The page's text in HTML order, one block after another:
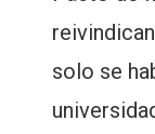
solo se